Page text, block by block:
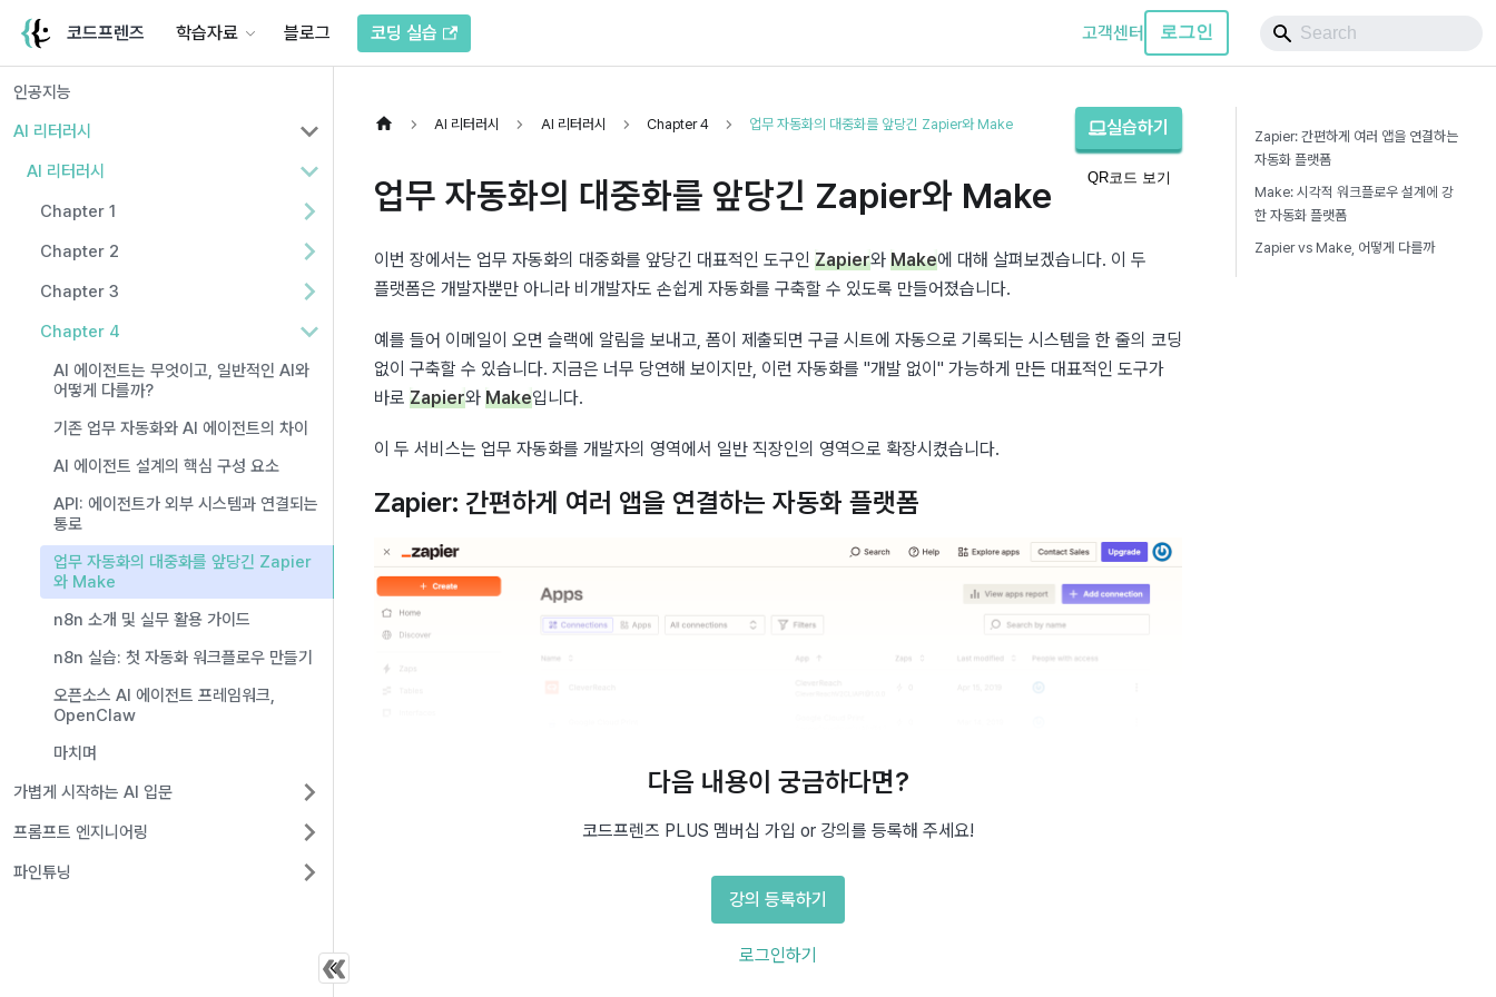
코드프렌즈 학습자료 블로그 코딩 실습 고객센터 로그인
인공지능
AI 리터러시
AI 리터러시
Chapter 1
Chapter 2
Chapter 3
Chapter 4
AI 에이전트는 무엇이고, 일반적인 AI와
어떻게 다를까?
기존 업무 자동화와 AI 에이전트의 차이
AI 에이전트 설계의 핵심 구성 요소
API: 에이전트가 외부 시스템과 연결되는
통로
업무 자동화의 대중화를 앞당긴 Zapier
와 Make
n8n 소개 및 실무 활용 가이드
n8n 실습: 첫 자동화 워크플로우 만들기
오픈소스 AI 에이전트 프레임워크,
OpenClaw
마치며
가볍게 시작하는 AI 입문
프롬프트 엔지니어링
파인튜닝
AI 리터러시 AI 리터러시 Chapter 4 업무 자동화의 대중화를 앞당긴 Zapier와 Make 실습하기
QR코드 보기
업무 자동화의 대중화를 앞당긴 Zapier와 Make
이번 장에서는 업무 자동화의 대중화를 앞당긴 대표적인 도구인 Zapier와 Make에 대해 살펴보겠습니다. 이 두
플랫폼은 개발자뿐만 아니라 비개발자도 손쉽게 자동화를 구축할 수 있도록 만들어졌습니다.
예를 들어 이메일이 오면 슬랙에 알림을 보내고, 폼이 제출되면 구글 시트에 자동으로 기록되는 시스템을 한 줄의 코딩
없이 구축할 수 있습니다. 지금은 너무 당연해 보이지만, 이런 자동화를 "개발 없이" 가능하게 만든 대표적인 도구가
바로 Zapier와 Make입니다.
이 두 서비스는 업무 자동화를 개발자의 영역에서 일반 직장인의 영역으로 확장시켰습니다.
Zapier: 간편하게 여러 앱을 연결하는 자동화 플랫폼
다음 내용이 궁금하다면?
코드프렌즈 PLUS 멤버십 가입 or 강의를 등록해 주세요!
강의 등록하기
로그인하기
Zapier: 간편하게 여러 앱을 연결하는
자동화 플랫폼
Make: 시각적 워크플로우 설계에 강
한 자동화 플랫폼
Zapier vs Make, 어떻게 다를까